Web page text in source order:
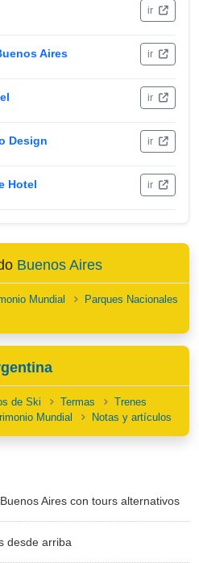
ir
Aires ir
ir
Design ir
Hotel ir
Buenos Aires
Mundial
Parques Nacionales
de Ski Termas
Trenes
Mundial Notas y artículos
Aires con tours alternativos
desde arriba